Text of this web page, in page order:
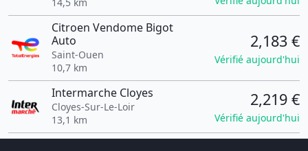
Citroen Vendome Bigot
Auto
Saint-Ouen
10,7 km
2,183 €
Vérifié aujourd'hui
Intermarche Cloyes
Cloyes-Sur-Le-Loir
13,1 km
2,219 €
Vérifié aujourd'hui